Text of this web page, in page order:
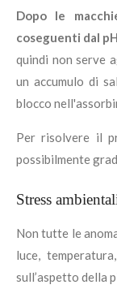
Dopo le
coseguenti dal
quindi non serve
un accumulo di
blocco
Per risolvere il
possibilmente
Stress
Non tutte le
luce,
sull’aspetto della